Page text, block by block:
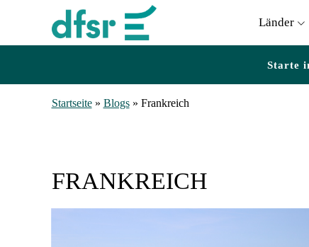
Länder
Starte
Startseite» Blogs» Frankreich
FRANKREICH